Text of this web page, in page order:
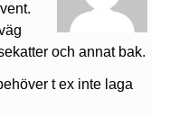
och annat bak.
t ex inte laga